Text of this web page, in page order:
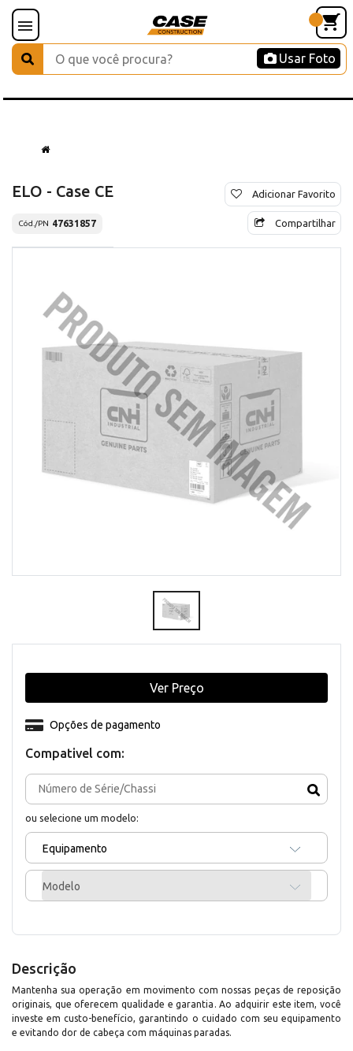
Usar Foto
ELO - Case CE
Cód./PN 47631857
Adicionar Favorito
Compartilhar
Compativel com:
ou selecione um modelo:
Equipamento
Modelo
Opções de pagamento
Ver Preço
Descrição
Mantenha sua operação em movimento com nossas peças de reposição
originais, que oferecem qualidade e garantia. Ao adquirir este item, você
investe em custo-benefício, garantindo o cuidado com seu equipamento
e evitando dor de cabeça com máquinas paradas.